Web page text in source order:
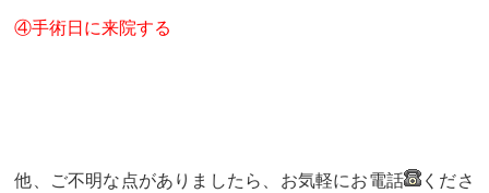
④手術日に来院する
他、ご不明な点がありましたら、お気軽にお電話
くださ